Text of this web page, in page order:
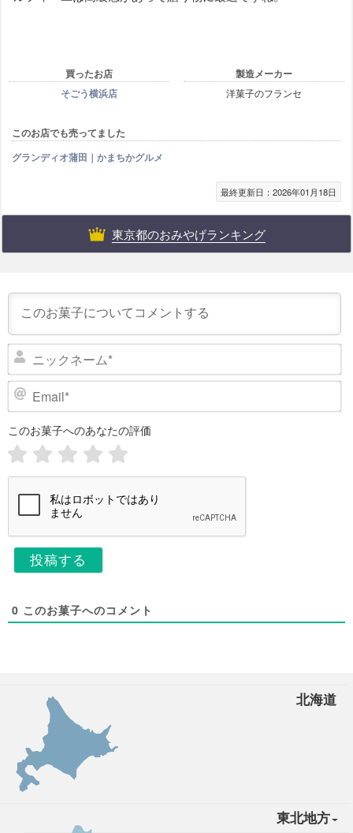
北海道
東北地方
買ったお店
そごう横浜店
製造メーカー
洋菓子のフランセ
このお店でも売ってました
グランディオ蒲田｜かまちかグルメ
最終更新日：2026年01月18日
東京都のおみやげランキング
ッ
ク
このお菓子へのあなたの評価
0 このお菓子へのコメント